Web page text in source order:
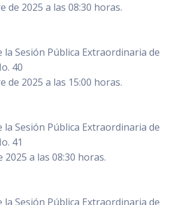
de 2025 a las 08:30 horas.
la Sesión Pública Extraordinaria de
40
de 2025 a las 15:00 horas.
la Sesión Pública Extraordinaria de
41
a las 08:30 horas.
la Sesión Pública Extraordinaria de